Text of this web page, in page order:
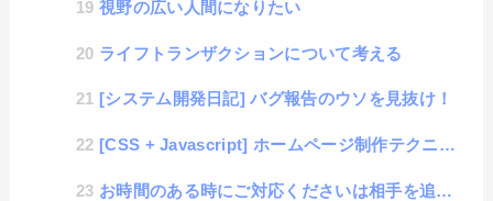
視野の広い人間になりたい
ライフトランザクションについて考える
[システム開発日記] バグ報告のウソを見抜け！
[CSS + Javascript] ホームページ制作テクニック : ページ内リンクでURLにハッシ...
お時間のある時にご対応くださいは相手を追い込む呪いの言葉